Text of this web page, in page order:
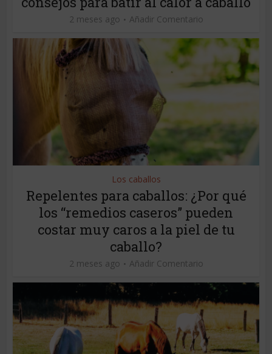
2 meses ago Añadir Comentario
Los caballos
Repelentes para caballos: ¿Por qué
los “remedios caseros” pueden
costar muy caros a la piel de tu
caballo?
2 meses ago Añadir Comentario